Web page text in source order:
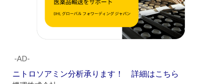
‐AD‐
ニトロソアミン分析承ります！ 詳細はこちら